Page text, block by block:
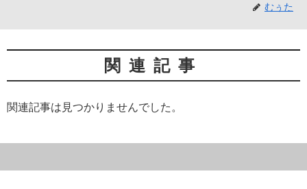
むぅた
関連記事
関連記事は見つかりませんでした。